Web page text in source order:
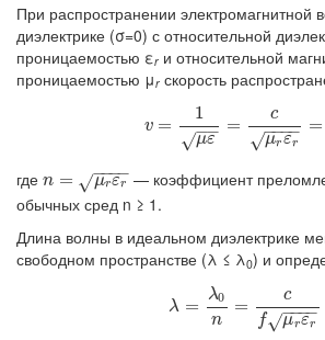
При распространении электромагнитной
диэлектрике (σ=0) с относительной
проницаемостью εr и относительной
проницаемостью μr скорость
v =
1
με
−−
√
=
c
μrεr
− −
−−
√
=
(2.10) μ
где n = μrεr
− −
−−
√
n= μr ε r
— коэффициент
обычных сред n ≥ 1.
Длина волны в идеальном диэлектрике
свободном пространстве (λ ≤ λ0) и
λ =
λ0
n
=
c
f
μrεr
− −
−−
√
(2.11)λ fμ